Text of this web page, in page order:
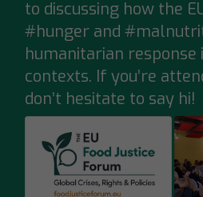
to discussing how the
#hungerand
humanitarian
contexts. If you’re
don’t hesitate to say hi!